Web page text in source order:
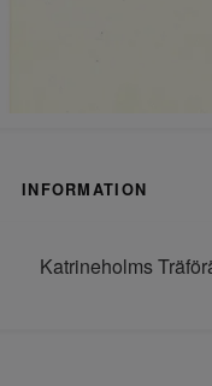
INFORMATION
Katrineholms